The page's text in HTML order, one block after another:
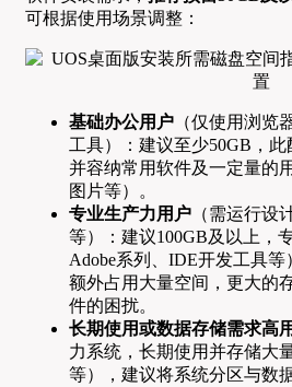
可根据使用场景调整：
基础办公用户 （仅使用浏览
工具）：建议至少50GB，
并容纳常用软件及一定量的
图片等）。
专业生产力用户 （需运行设
等）：建议100GB及以上，
Adobe系列、IDE开发工具
额外占用大量空间，更大的
件的困扰。
长期使用或数据存储需求高
力系统，长期使用并存储大
等），建议将系统分区与数